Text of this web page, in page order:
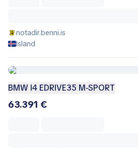
notadir.benni.is
Island
BMW I4 EDRIVE35 M-SPORT
63.391 €